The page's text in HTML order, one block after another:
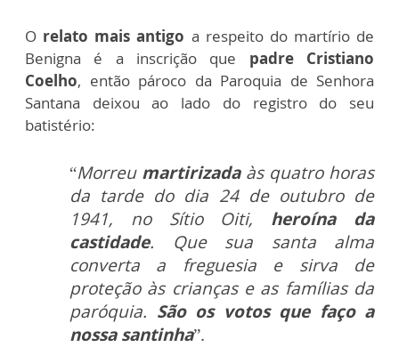
O relato mais antigo a respeito do martírio de
Benigna é a inscrição que padre Cristiano
Coelho, então pároco da Paroquia de Senhora
Santana deixou ao lado do registro do seu
batistério:
“Morreu martirizada às quatro horas
da tarde do dia 24 de outubro de
1941, no Sítio Oiti, heroína da
castidade. Que sua santa alma
converta a freguesia e sirva de
proteção às crianças e as famílias da
paróquia. São os votos que faço a
nossa santinha”.